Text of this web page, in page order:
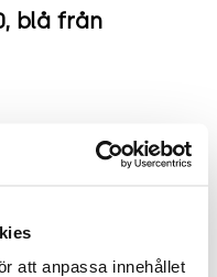
att anpassa innehållet
blå från